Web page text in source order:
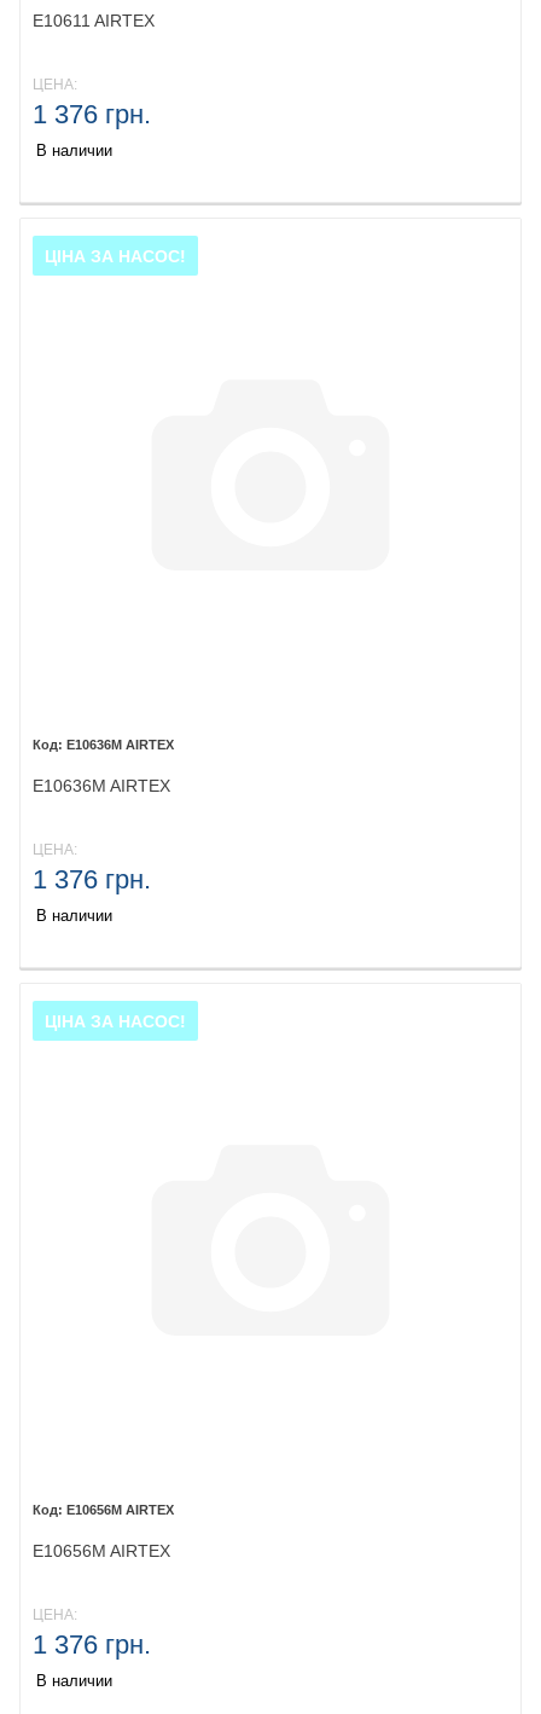
E10611 AIRTEX
ЦЕНА:
1 376 грн.
В наличии
ЦІНА ЗА НАСОС!
E10636M AIRTEX
E10636M AIRTEX
ЦЕНА:
1 376 грн.
В наличии
ЦІНА ЗА НАСОС!
E10656M AIRTEX
E10656M AIRTEX
ЦЕНА:
1 376 грн.
В наличии